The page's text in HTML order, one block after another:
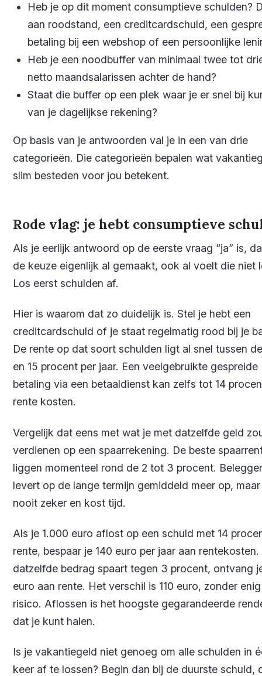
Heb je op dit moment consumptieve schulden?
aan roodstand, een creditcardschuld, een
betaling bij een webshop of een persoonlijke
Heb je een noodbuffer van minimaal twee tot
netto maandsalarissen achter de hand?
Staat die buffer op een plek waar je er snel bij
van je dagelijkse rekening?
Op basis van je antwoorden val je in een van drie
categorieën. Die categorieën bepalen wat
slim besteden voor jou betekent.
Rode vlag: je hebt consumptieve
Als je eerlijk antwoord op de eerste vraag “ja” is,
de keuze eigenlijk al gemaakt, ook al voelt die niet
Los eerst schulden af.
Hier is waarom dat zo duidelijk is. Stel je hebt een
creditcardschuld of je staat regelmatig rood bij je
De rente op dat soort schulden ligt al snel tussen
en 15 procent per jaar. Een veelgebruikte gespreide
betaling via een betaaldienst kan zelfs tot 14
rente kosten.
Vergelijk dat eens met wat je met datzelfde geld
verdienen op een spaarrekening. De beste
liggen momenteel rond de 2 tot 3 procent.
levert op de lange termijn gemiddeld meer op,
nooit zeker en kost tijd.
Als je 1.000 euro aflost op een schuld met 14
rente, bespaar je 140 euro per jaar aan rentekosten.
datzelfde bedrag spaart tegen 3 procent, ontvang
euro aan rente. Het verschil is 110 euro, zonder enig
risico. Aflossen is het hoogste gegarandeerde
dat je kunt halen.
Is je vakantiegeld niet genoeg om alle schulden in
keer af te lossen? Begin dan bij de duurste schuld,